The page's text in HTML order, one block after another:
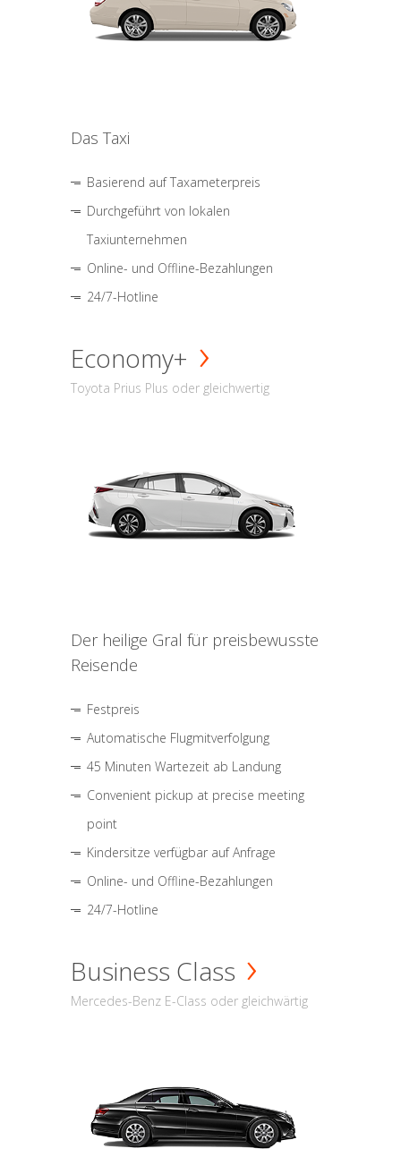
Das Taxi
Basierend auf Taxameterpreis
Durchgeführt von lokalen
Taxiunternehmen
Online- und Offline-Bezahlungen
24/7-Hotline
Economy+
Toyota Prius Plus oder gleichwertig
Der heilige Gral für preisbewusste
Reisende
Festpreis
Automatische Flugmitverfolgung
45 Minuten Wartezeit ab Landung
Convenient pickup at precise meeting
point
Kindersitze verfügbar auf Anfrage
Online- und Offline-Bezahlungen
24/7-Hotline
Business Class
Mercedes-Benz E-Class oder gleichwärtig